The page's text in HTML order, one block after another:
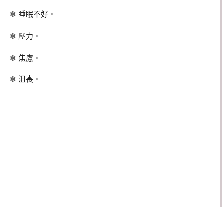
✻ 睡眠不好。
✻ 壓力。
✻ 焦慮。
✻ 沮喪。